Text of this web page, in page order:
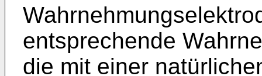
entsprechende
die mit einer